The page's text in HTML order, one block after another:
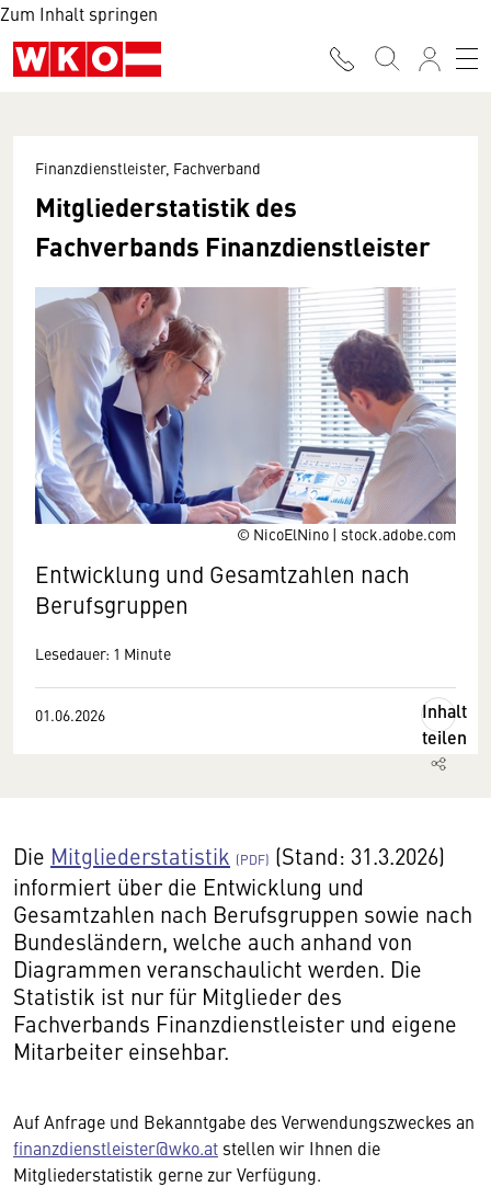
Zum Inhalt springen
© NicoElNino | stock.adobe.com
Finanzdienstleister, Fachverband
Mitgliederstatistik des
Fachverbands Finanzdienstleister
Entwicklung und Gesamtzahlen nach
Berufsgruppen
Lesedauer: 1 Minute
01.06.2026
Inhalt
teilen
Die Mitgliederstatistik
(Stand: 31.3.2026)
informiert über die Entwicklung und
Gesamtzahlen nach Berufsgruppen sowie nach
Bundesländern, welche auch anhand von
Diagrammen veranschaulicht werden. Die
Statistik ist nur für Mitglieder des
Fachverbands Finanzdienstleister und eigene
Mitarbeiter einsehbar.
Auf Anfrage und Bekanntgabe des Verwendungszweckes an
finanzdienstleister@wko.at stellen wir Ihnen die
Mitgliederstatistik gerne zur Verfügung.